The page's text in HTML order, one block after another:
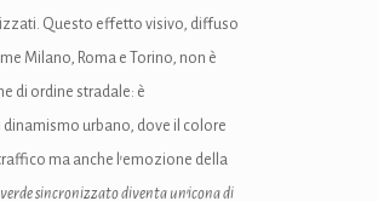
Questo effetto visivo, diffuso
Milano, Roma e Torino, non è
di ordine stradale: è
dinamismo urbano, dove il colore
ma anche l’emozione della
sincronizzato diventa un’icona di